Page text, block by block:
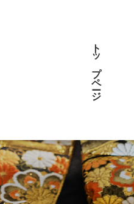
トップページ